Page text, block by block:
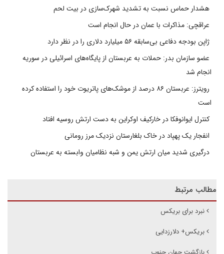
هشدار حماس نسبت به تشدید شهرک‌سازی در بیت‌ لحم
عراقچی: مذاکرات با عمان در حال انجام است
ژاپن بودجه دفاعی بی‌سابقه ۵۶ میلیارد دلاری را در نظر دارد
عضو سازمان بدر: حملات به عربستان از پایگاه‌های اسرائیلی در سوریه
انجام شد
رویترز: عربستان ۸۶ درصد از موشک‌های پاتریوت خود را استفاده کرده
است
کنترل ایوانوفکا در خارکیف اوکراین به دست ارتش روسیه افتاد
انفجار یک پهپاد در خاک بلغارستان نزدیک مرز رومانی
درگیری شدید میان ارتش یمن و شبه نظامیان وابسته به عربستان
مطالب مرتبط
نبرد برای بریکس
بریکس+ دلارزدایی